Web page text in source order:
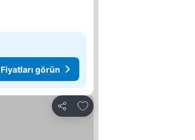
Fiyatları görün
Paylaş
Favorilerime ekle